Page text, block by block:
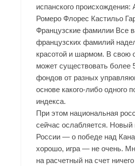
испанского происхождения:
Ромеро Флорес Кастильо
Французские фамилии Все
французских фамилий
красотой и шармом. В свою
может существовать более
фондов от разных
основе какого-либо одного
индекса.
При этом национальная
сейчас ослабляется. Новый
России — о победе над
хорошо, игра — не очень.
на расчетный на счет